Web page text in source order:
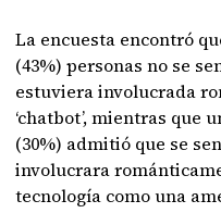
La encuesta encontró
(43%) personas no se
estuviera involucrada
‘chatbot’, mientras que
(30%) admitió que se
involucrara
tecnología como una